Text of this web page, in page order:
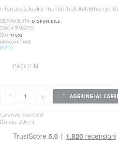
Interfaccia Audio Thunderbolt Avb Ethernet
DISPONIBILITA':DISPONIBILE
SOLO1 RIMASTO/I
SKU 11602
PRODUTTORE
MOTU
PAGHI IN
AGGIUNGI AL
Garanzia Standard
Durata: 2 Anni